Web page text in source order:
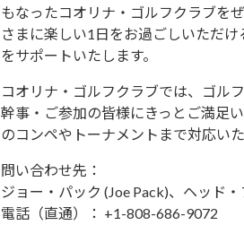
もなったコオリナ・ゴルフクラブを
さまに楽しい1日をお過ごしいただ
をサポートいたします。
コオリナ・ゴルフクラブでは、ゴル
幹事・ご参加の皆様にきっとご満足
のコンペやトーナメントまで対応い
問い合わせ先：
ジョー・パック (Joe Pack)、ヘッド・
電話（直通）： +1-808-686-9072